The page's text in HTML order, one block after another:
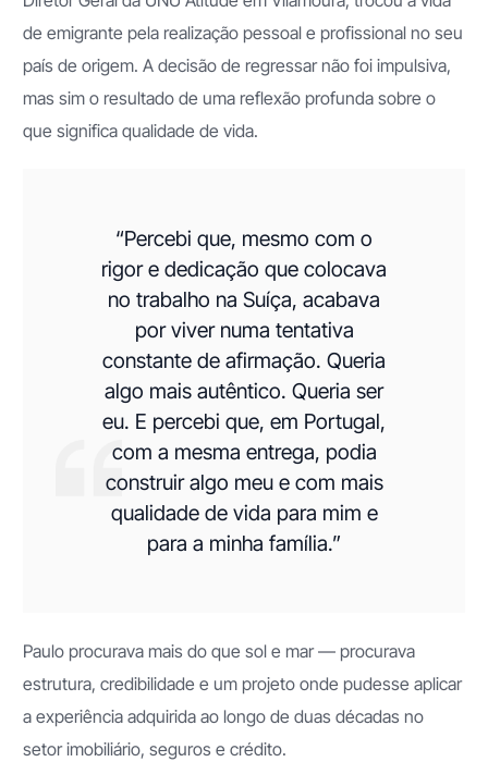
de emigrante pela realização pessoal e profissional no seu
país de origem. A decisão de regressar não foi impulsiva,
mas sim o resultado de uma reflexão profunda sobre o
que significa qualidade de vida.
“Percebi que, mesmo com o
rigor e dedicação que colocava
no trabalho na Suíça, acabava
por viver numa tentativa
constante de afirmação. Queria
algo mais autêntico. Queria ser
eu. E percebi que, em Portugal,
com a mesma entrega, podia
construir algo meu e com mais
qualidade de vida para mim e
para a minha família.”
Paulo procurava mais do que sol e mar — procurava
estrutura, credibilidade e um projeto onde pudesse aplicar
a experiência adquirida ao longo de duas décadas no
setor imobiliário, seguros e crédito.